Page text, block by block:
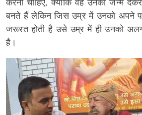
बनते हैं लेकिन जिस उम्र में उनको अपने
जरूरत होती है उसे उम्र में ही उनको
है।